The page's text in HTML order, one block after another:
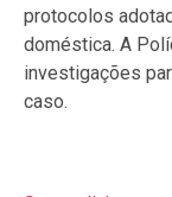
protocolos
doméstica. A
investigações
caso.